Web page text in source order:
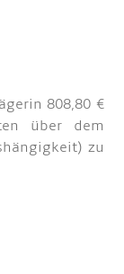
808,80 €
über dem
zu